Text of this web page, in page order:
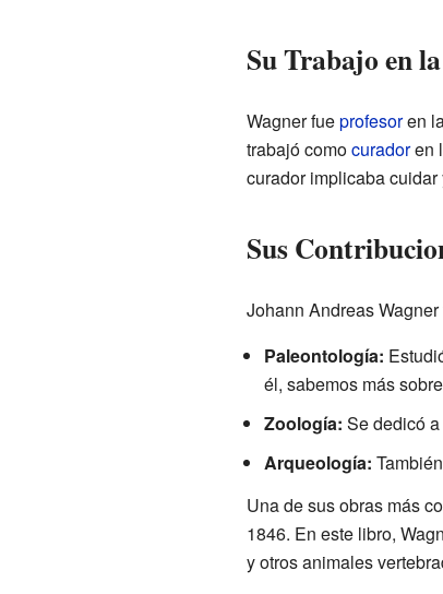
Su Trabajo en
Wagner fueprofesoren
trabajó comocuradoren
curador implicaba
Sus
Johann Andreas
Paleontología:
él, sabemos más
Zoología: Se dedicó
Arqueología:
Una de sus obras más
1846. En este libro,
y otros animales